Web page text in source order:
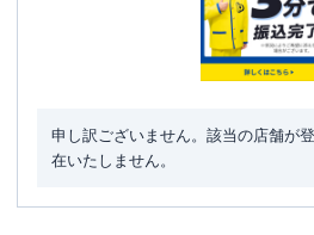
申し訳ございません。該当の店舗が
在いたしません。